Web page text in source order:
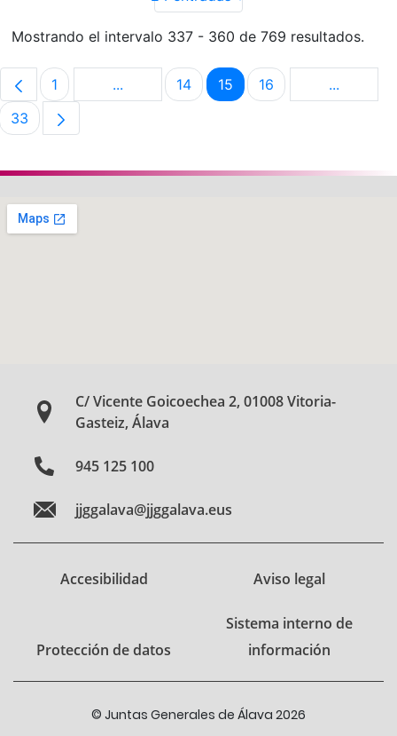
Mostrando el intervalo 337 - 360 de 769 resultados.
Página
1 ...Páginas intermedias Use TAB para
Página
14 Página
15 Página
16 ...Páginas
Página
33
C/ Vicente Goicoechea 2, 01008 Vitoria-
Gasteiz, Álava
945 125 100
jjggalava@jjggalava.eus
Accesibilidad Aviso legal
Protección de datos
Sistema interno de
información
© Juntas Generales de Álava 2026